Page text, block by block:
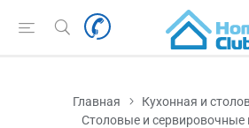
Главная
Кухонная и
Столовые и сервировочные